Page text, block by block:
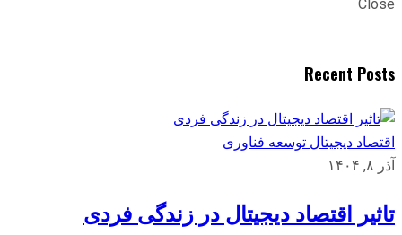
Close
Recent Posts
اقتصاد دیجیتال توسعه فناوری
آذر ۸, ۱۴۰۴
تاثیر اقتصاد دیجیتال در زندگی فردی